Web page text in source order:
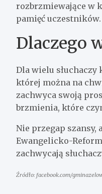
rozbrzmiewające w
pamięć uczestników.
Dlaczego
Dla wielu słuchaczy
której można na
zachwyca swoją
brzmienia, które
Nie przegap szansy,
Ewangelicko-
zachwycają
Źródło: facebook.com/